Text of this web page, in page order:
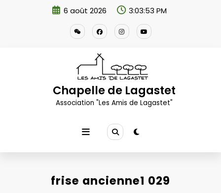
6 août 2026 3:03:54 PM
Chapelle de Lagastet
Association "Les Amis de Lagastet"
frise ancienne1 029